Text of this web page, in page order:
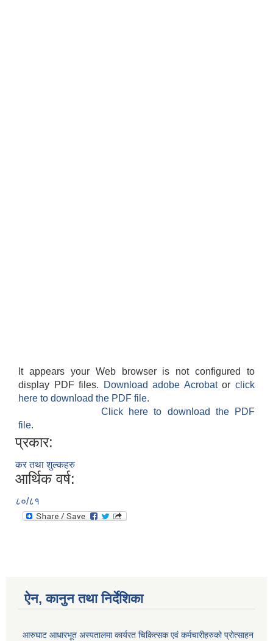
It appears your Web browser is not configured to
display PDF files.
Download adobe Acrobatorclick
here to download the PDF file.
Click here to download the PDF
file.
प्रकार:
कर तथा शुल्कहरु
आर्थिक वर्ष:
८०/८१
ऐन, कानुन तथा निर्देशिका
आरुघाट आधारभूत अस्पतालमा कार्यरत चिकित्सक एवं कर्मचारीहरुको प्रोत्साहन